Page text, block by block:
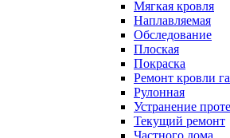
Мягкая кровля
Наплавляемая
Обследование
Плоская
Покраска
Ремонт кровли
Рулонная
Устранение
Текущий ремонт
Частного дома